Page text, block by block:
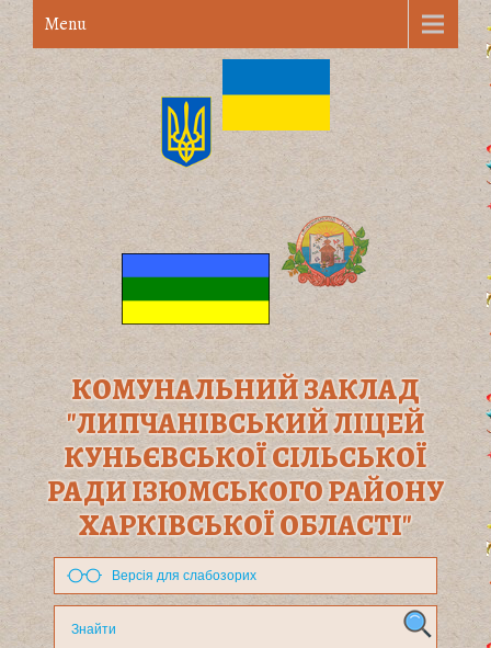
Menu
КОМУНАЛЬНИЙ ЗАКЛАД
"ЛИПЧАНІВСЬКИЙ ЛІЦЕЙ
КУНЬЄВСЬКОЇ СІЛЬСЬКОЇ
РАДИ ІЗЮМСЬКОГО РАЙОНУ
ХАРКІВСЬКОЇ ОБЛАСТІ"
Версія для слабозорих